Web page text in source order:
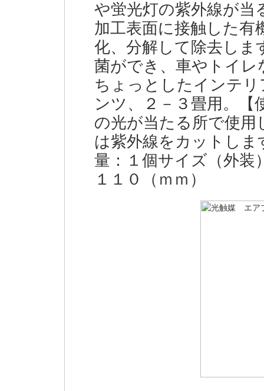
や蛍光灯の紫外線が当
加工表面に接触した有
化、分解して除去しま
菌ができ、車やトイ
ちょっとしたインテ
ンツ、２－３畳用。【
の光が当たる所で使
は紫外線をカットし
量：１個サイズ（外装
１１０（ｍｍ）